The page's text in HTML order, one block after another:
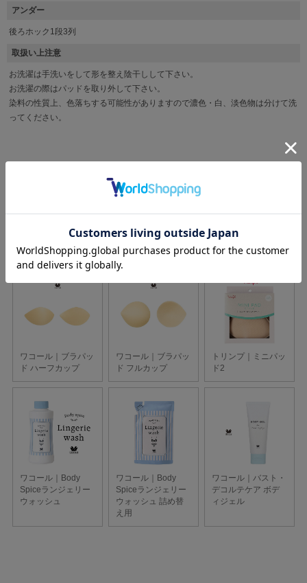
アンダー
後ろホック1段3列
取扱い上注意
お洗濯は手洗いをして形を整え陰干しして下さい。
お洗濯の際はパッドを取り外して下さい。
染料の性質上、色落ちする可能性がありますので濃色・白、淡色物は分けて洗
ってください。